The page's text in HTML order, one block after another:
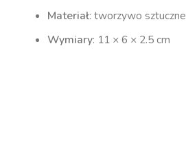
Materiał: tworzywo sztuczne
Wymiary: 11 × 6 × 2.5 cm